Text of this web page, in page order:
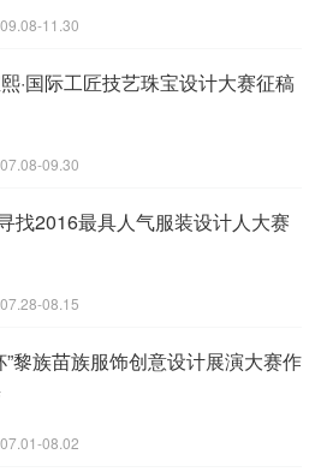
11.30
·国际工匠技艺珠宝设计大赛征稿
09.30
找2016最具人气服装设计人大赛
08.15
”黎族苗族服饰创意设计展演大赛作
08.02